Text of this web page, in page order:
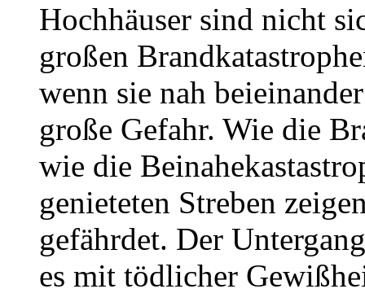
Hochhäuser sind nicht
großen
wenn sie nah
große Gefahr. Wie die
wie die
genieteten Streben
gefährdet. Der
es mit tödlicher